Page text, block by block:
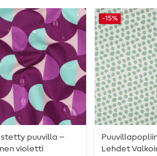
puuvilla –
violetti
-15%
Lehdet